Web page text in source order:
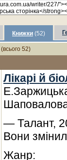
Книжки (52)
(всього 52)
Лікарі й
— Талант,
Вони
Жанр: